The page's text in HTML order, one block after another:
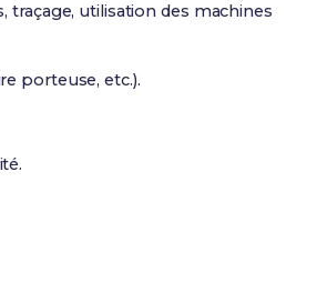
utilisation des machines
porteuse, etc.).